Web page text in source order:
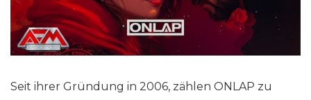
Seit ihrer Gründung in 2006, zählen ONLAP zu